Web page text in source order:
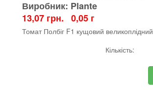
Виробник: Plante
13,07 грн. 0,05 г
Томат Полбіг F1 кущовий великоплідний
Кількість: